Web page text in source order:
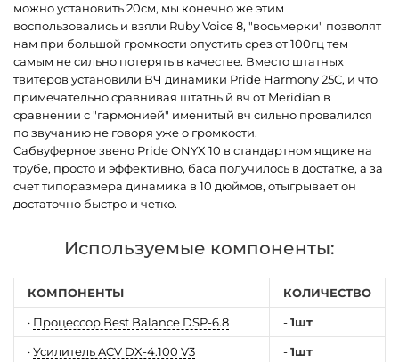
можно установить 20см, мы конечно же этим
воспользовались и взяли Ruby Voice 8, "восьмерки" позволят
нам при большой громкости опустить срез от 100гц тем
самым не сильно потерять в качестве. Вместо штатных
твитеров установили ВЧ динамики Pride Harmony 25C, и что
примечательно сравнивая штатный вч от Meridian в
сравнении с "гармонией" именитый вч сильно провалился
по звучанию не говоря уже о громкости.
Сабвуферное звено Pride ONYX 10 в стандартном ящике на
трубе, просто и эффективно, баса получилось в достатке, а за
счет типоразмера динамика в 10 дюймов, отыгрывает он
достаточно быстро и четко.
Используемые компоненты:
КОМПОНЕНТЫ КОЛИЧЕСТВО
· Процессор Best Balance DSP-6.8 -1шт
·Усилитель ACV DX-4.100 V3 -1шт